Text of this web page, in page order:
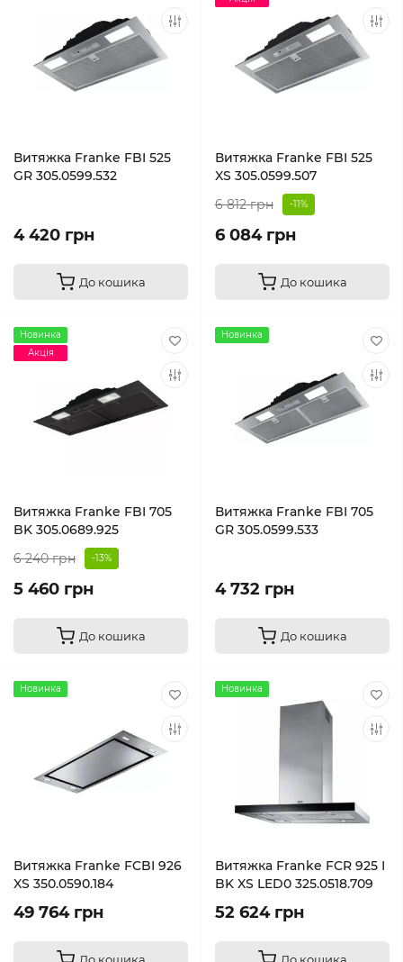
Витяжка Franke FBI 525
GR 305.0599.532
4 420 грн
До кошика
Витяжка Franke FBI 525
XS 305.0599.507
6 812 грн
-11%
6 084 грн
До кошика
Новинка
Акція
Витяжка Franke FBI 705
BK 305.0689.925
6 240 грн
-13%
5 460 грн
До кошика
Новинка
Витяжка Franke FBI 705
GR 305.0599.533
4 732 грн
До кошика
Новинка
Витяжка Franke FCBI 926
XS 350.0590.184
49 764 грн
Новинка
Витяжка Franke FCR 925 I
BK XS LED0 325.0518.709
52 624 грн